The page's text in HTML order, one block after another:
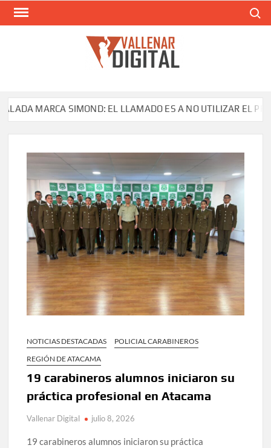
Saltar
SIMOND: EL LLAMADO ES A NO UTILIZAR EL PRODUCTO
NOTICIAS DESTACADAS
POLICIAL CARABINEROS
REGIÓN DE ATACAMA
19 carabineros alumnos iniciaron su
práctica profesional en Atacama
Vallenar Digital julio 8, 2026
19 carabineros alumnos iniciaron su práctica